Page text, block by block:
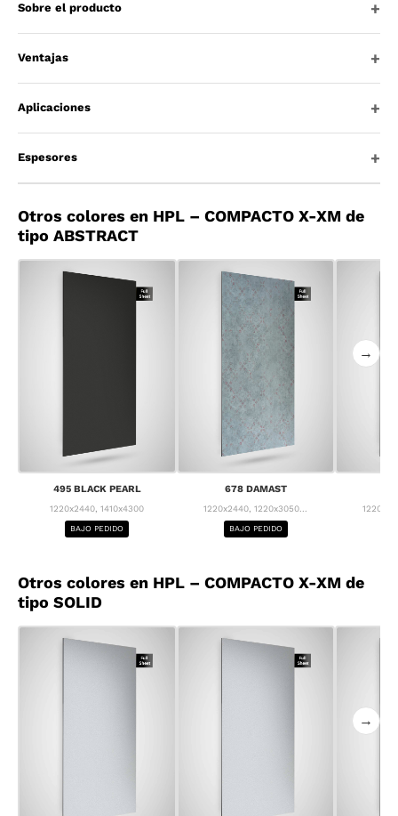
Sobre el producto
Ventajas
Aplicaciones
Espesores
Otros colores en HPL – COMPACTO X-XM de
tipo ABSTRACT
495 BLACK PEARL
1220x2440, 1410x4300
BAJO PEDIDO
678 DAMAST
1220x2440, 1220x3050...
BAJO PEDIDO
→
Otros colores en HPL – COMPACTO X-XM de
tipo SOLID
→